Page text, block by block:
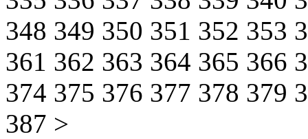
348 349 350 351 352 353
361 362 363 364 365 366
374 375 376 377 378 379
387 >